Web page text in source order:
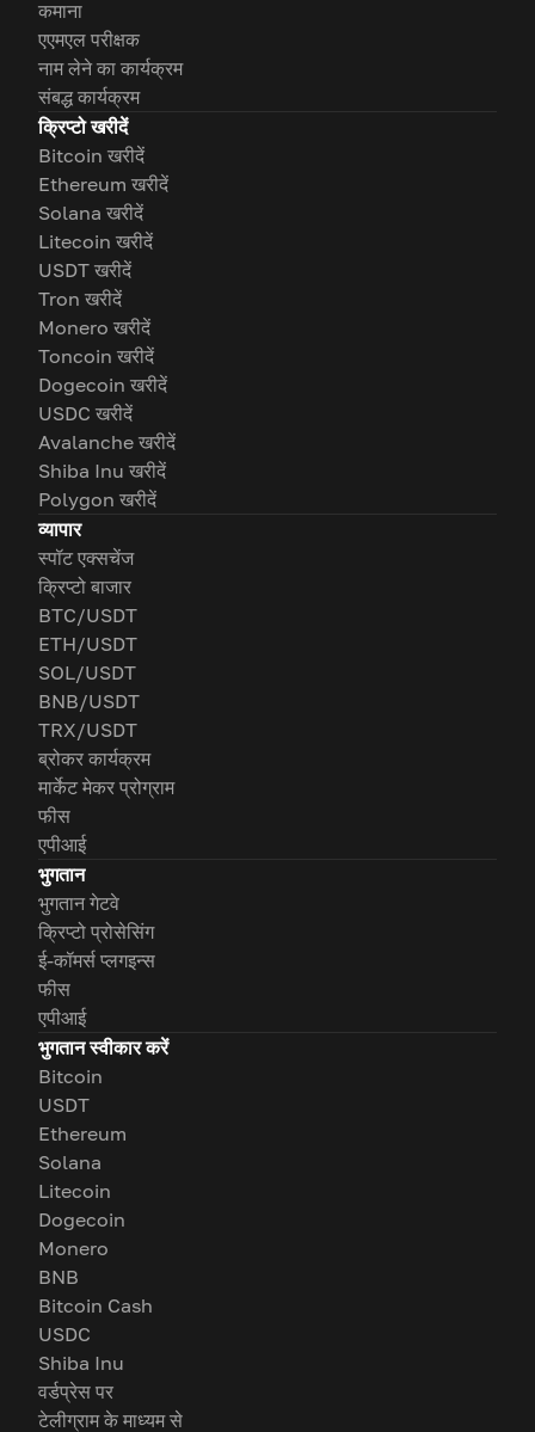
कमाना
एएमएल परीक्षक
नाम लेने का कार्यक्रम
संबद्ध कार्यक्रम
क्रिप्टो खरीदें
Bitcoin खरीदें
Ethereum खरीदें
Solana खरीदें
Litecoin खरीदें
USDT खरीदें
Tron खरीदें
Monero खरीदें
Toncoin खरीदें
Dogecoin खरीदें
USDC खरीदें
Avalanche खरीदें
Shiba Inu खरीदें
Polygon खरीदें
व्यापार
स्पॉट एक्सचेंज
क्रिप्टो बाजार
BTC/USDT
ETH/USDT
SOL/USDT
BNB/USDT
TRX/USDT
ब्रोकर कार्यक्रम
मार्केट मेकर प्रोग्राम
फीस
एपीआई
भुगतान
भुगतान गेटवे
क्रिप्टो प्रोसेसिंग
ई-कॉमर्स प्लगइन्स
फीस
एपीआई
भुगतान स्वीकार करें
Bitcoin
USDT
Ethereum
Solana
Litecoin
Dogecoin
Monero
BNB
Bitcoin Cash
USDC
Shiba Inu
वर्डप्रेस पर
टेलीग्राम के माध्यम से